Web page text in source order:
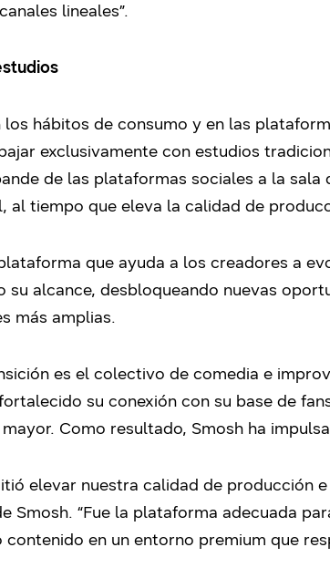
lineales”.
hábitos de consumo y en las
exclusivamente con estudios
de las plataformas sociales a la sala
tiempo que eleva la calidad de
que ayuda a los creadores a
alcance, desbloqueando nuevas
más amplias.
es el colectivo de comedia e
su conexión con su base de
Como resultado, Smosh ha
elevar nuestra calidad de producción
Smosh. “Fue la plataforma adecuada
en un entorno premium que